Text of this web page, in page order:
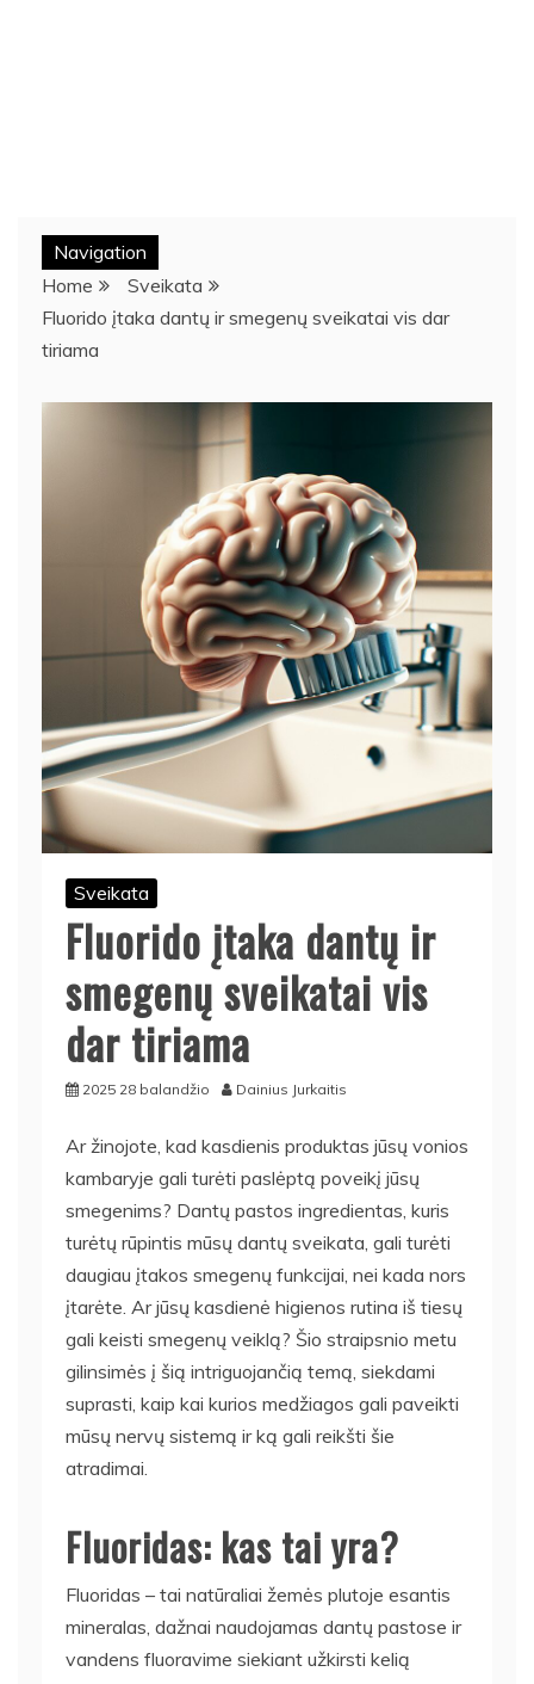
Navigation
Home
Sveikata
Fluorido įtaka dantų ir smegenų sveikatai vis dar
tiriama
Sveikata
Fluorido įtaka dantų ir
smegenų sveikatai vis
dar tiriama
2025 28 balandžio Dainius Jurkaitis
Ar žinojote, kad kasdienis produktas jūsų vonios
kambaryje gali turėti paslėptą poveikį jūsų
smegenims? Dantų pastos ingredientas, kuris
turėtų rūpintis mūsų dantų sveikata, gali turėti
daugiau įtakos smegenų funkcijai, nei kada nors
įtarėte. Ar jūsų kasdienė higienos rutina iš tiesų
gali keisti smegenų veiklą? Šio straipsnio metu
gilinsimės į šią intriguojančią temą, siekdami
suprasti, kaip kai kurios medžiagos gali paveikti
mūsų nervų sistemą ir ką gali reikšti šie
atradimai.
Fluoridas: kas tai yra?
Fluoridas – tai natūraliai žemės plutoje esantis
mineralas, dažnai naudojamas dantų pastose ir
vandens fluoravime siekiant užkirsti kelią